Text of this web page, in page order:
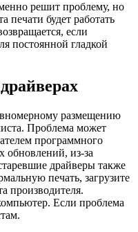
решит проблему, но
печати будет работать
если
постоянной гладкой
размещению
Проблема может
программного
обновлений, из-за
драйверы также
печать, загрузите
производителя.
Если проблема